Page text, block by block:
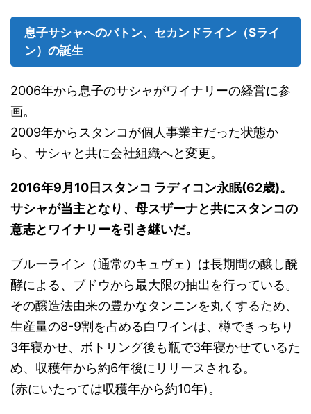
息子サシャへのバトン、セカンドライン（Sライ
ン）の誕生
2006年から息子のサシャがワイナリーの経営に参
画。
2009年からスタンコが個人事業主だった状態か
ら、サシャと共に会社組織へと変更。
2016年9月10日スタンコ ラディコン永眠(62歳)。
サシャが当主となり、母スザーナと共にスタンコの
意志とワイナリーを引き継いだ。
ブルーライン（通常のキュヴェ）は長期間の醸し醗
酵による、ブドウから最大限の抽出を行っている。
その醸造法由来の豊かなタンニンを丸くするため、
生産量の8-9割を占める白ワインは、樽できっちり
3年寝かせ、ボトリング後も瓶で3年寝かせているた
め、収穫年から約6年後にリリースされる。
(赤にいたっては収穫年から約10年)。